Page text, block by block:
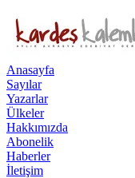
Anasayfa
Sayılar
Yazarlar
Ülkeler
Hakkımızda
Abonelik
Haberler
İletişim